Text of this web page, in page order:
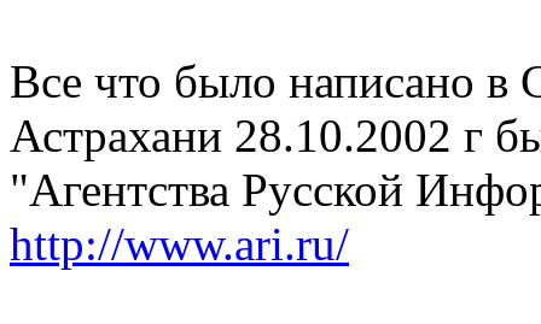
Все что было написано
Астрахани 28.10.2002 г
"Агентства Русской
http://www.ari.ru/